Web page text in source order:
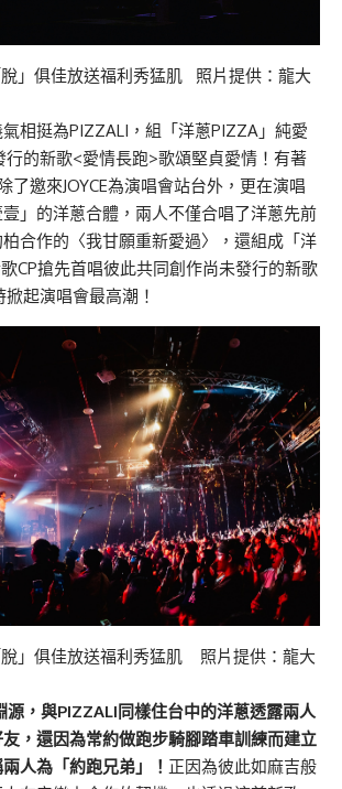
」俱佳放送福利秀猛肌 照片提供：龍大
氣相挺為PIZZALI，組「洋蔥PIZZA」純愛
行的新歌<愛情長跑>歌頌堅貞愛情！有著
了邀來JOYCE為演唱會站台外，更在演唱
」的洋蔥合體，兩人不僅合唱了洋蔥先前
合作的〈我甘願重新愛過〉，還組成「洋
CP搶先首唱彼此共同創作尚未發行的新歌
起演唱會最高潮！
」俱佳放送福利秀猛肌 照片提供：龍大
源，與PIZZALI同樣住台中的洋蔥透露兩人
，還因為常約做跑步騎腳踏車訓練而建立
人為「約跑兄弟」！ 正因為彼此如麻吉般